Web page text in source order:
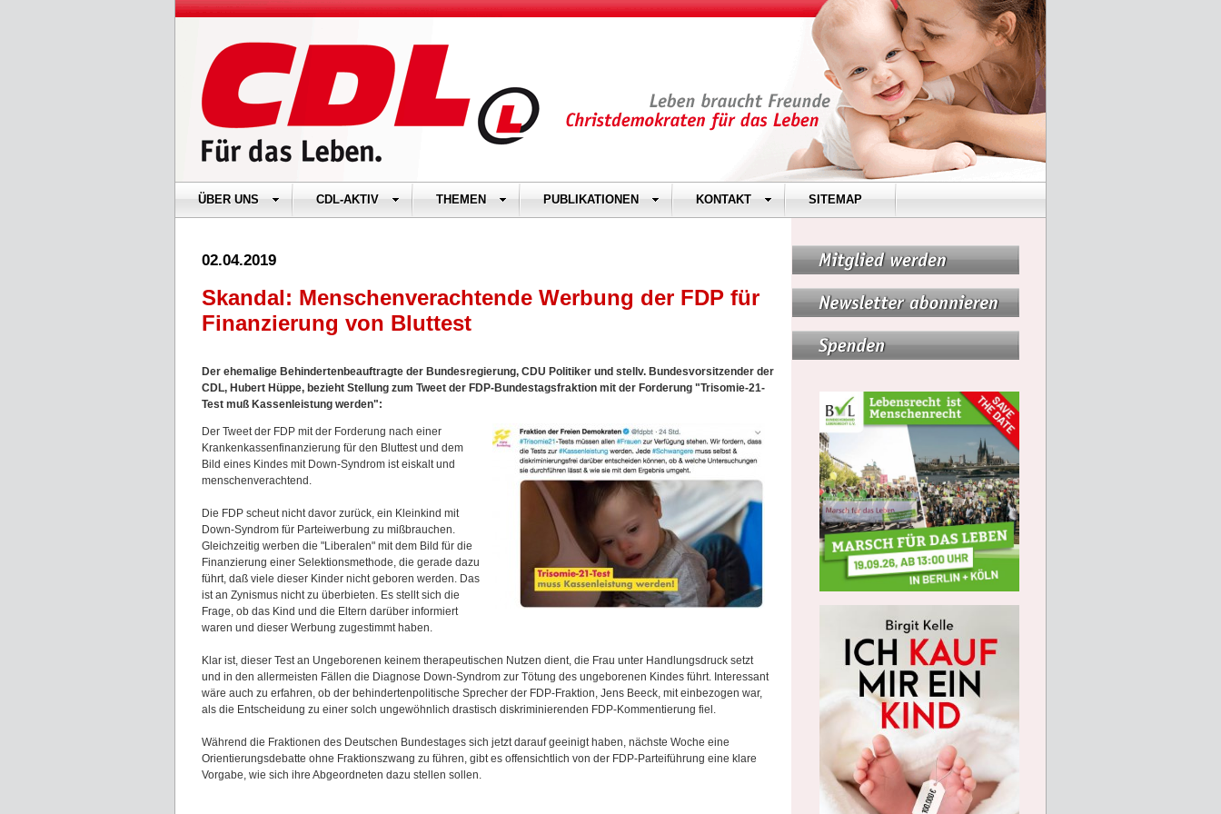
ÜBER UNS CDL-AKTIV THEMEN PUBLIKATIONEN KONTAKT SITEMAP
02.04.2019
Skandal: Menschenverachtende Werbung der FDP für
Finanzierung von Bluttest
Der ehemalige Behindertenbeauftragte der Bundesregierung, CDU Politiker und stellv. Bundesvorsitzender der
CDL, Hubert Hüppe, bezieht Stellung zum Tweet der FDP-Bundestagsfraktion mit der Forderung "Trisomie-21-
Test muß Kassenleistung werden":
Der Tweet der FDP mit der Forderung nach einer
Krankenkassenfinanzierung für den Bluttest und dem
Bild eines Kindes mit Down-Syndrom ist eiskalt und
menschenverachtend.
Die FDP scheut nicht davor zurück, ein Kleinkind mit
Down-Syndrom für Parteiwerbung zu mißbrauchen.
Gleichzeitig werben die "Liberalen" mit dem Bild für die
Finanzierung einer Selektionsmethode, die gerade dazu
führt, daß viele dieser Kinder nicht geboren werden. Das
ist an Zynismus nicht zu überbieten. Es stellt sich die
Frage, ob das Kind und die Eltern darüber informiert
waren und dieser Werbung zugestimmt haben.
Klar ist, dieser Test an Ungeborenen keinem therapeutischen Nutzen dient, die Frau unter Handlungsdruck setzt
und in den allermeisten Fällen die Diagnose Down-Syndrom zur Tötung des ungeborenen Kindes führt. Interessant
wäre auch zu erfahren, ob der behindertenpolitische Sprecher der FDP-Fraktion, Jens Beeck, mit einbezogen war,
als die Entscheidung zu einer solch ungewöhnlich drastisch diskriminierenden FDP-Kommentierung fiel.
Während die Fraktionen des Deutschen Bundestages sich jetzt darauf geeinigt haben, nächste Woche eine
Orientierungsdebatte ohne Fraktionszwang zu führen, gibt es offensichtlich von der FDP-Parteiführung eine klare
Vorgabe, wie sich ihre Abgeordneten dazu stellen sollen.